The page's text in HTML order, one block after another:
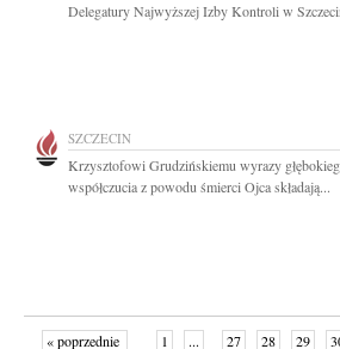
Delegatury Najwyższej Izby Kontroli w
SZCZECIN
Krzysztofowi Grudzińskiemu wyrazy
współczucia z powodu śmierci Ojca składają...
« poprzednie 1 ... 27 28 29